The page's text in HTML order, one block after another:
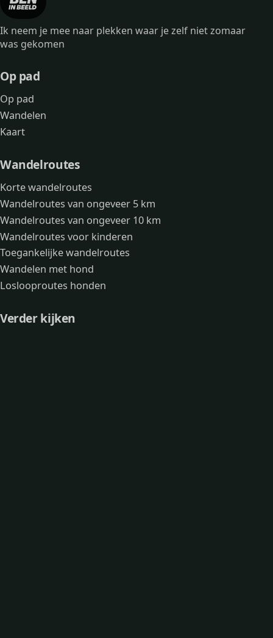
Ik neem je mee naar plekken waar je zelf niet zomaar
was gekomen
Op pad
Op pad
Wandelen
Kaart
Wandelroutes
Korte wandelroutes
Wandelroutes van ongeveer 5 km
Wandelroutes van ongeveer 10 km
Wandelroutes voor kinderen
Toegankelijke wandelroutes
Wandelen met hond
Loslooproutes honden
Verder kijken